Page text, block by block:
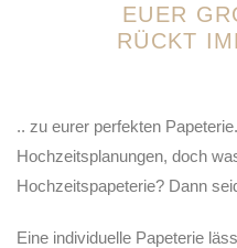
EUER
RÜCKT
.. zu eurer perfekten
Hochzeitsplanungen, doch
Hochzeitspapeterie? Dann
Eine individuelle Papeterie